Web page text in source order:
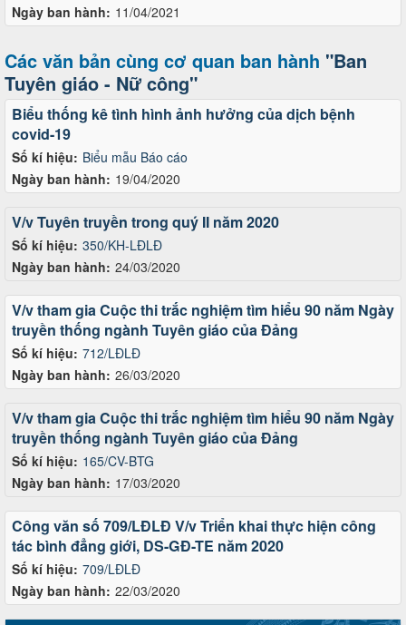
Ngày ban hành: 11/04/2021
Các văn bản cùng cơ quan ban hành "Ban
Tuyên giáo - Nữ công"
Số kí hiệu: Biểu mẫu Báo cáo
Ngày ban hành: 19/04/2020
Biểu thống kê tình hình ảnh hưởng của dịch bệnh
covid-19
Số kí hiệu: 350/KH-LĐLĐ
Ngày ban hành: 24/03/2020
V/v Tuyên truyền trong quý II năm 2020
Số kí hiệu: 712/LĐLĐ
Ngày ban hành: 26/03/2020
V/v tham gia Cuộc thi trắc nghiệm tìm hiểu 90 năm Ngày
truyền thống ngành Tuyên giáo của Đảng
Số kí hiệu: 165/CV-BTG
Ngày ban hành: 17/03/2020
V/v tham gia Cuộc thi trắc nghiệm tìm hiểu 90 năm Ngày
truyền thống ngành Tuyên giáo của Đảng
Số kí hiệu: 709/LĐLĐ
Ngày ban hành: 22/03/2020
Công văn số 709/LĐLĐ V/v Triển khai thực hiện công
tác bình đẳng giới, DS-GĐ-TE năm 2020